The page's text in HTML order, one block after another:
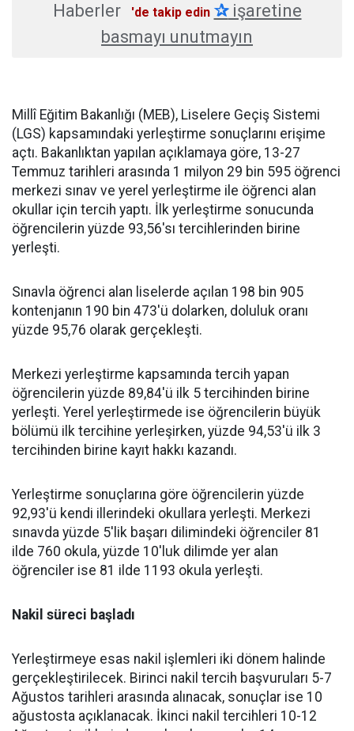
Haberler
'de takip edin ✰işaretine
basmayı unutmayın
Millî Eğitim Bakanlığı (MEB), Liselere Geçiş Sistemi
(LGS) kapsamındaki yerleştirme sonuçlarını erişime
açtı. Bakanlıktan yapılan açıklamaya göre, 13-27
Temmuz tarihleri arasında 1 milyon 29 bin 595 öğrenci
merkezi sınav ve yerel yerleştirme ile öğrenci alan
okullar için tercih yaptı. İlk yerleştirme sonucunda
öğrencilerin yüzde 93,56'sı tercihlerinden birine
yerleşti.
Sınavla öğrenci alan liselerde açılan 198 bin 905
kontenjanın 190 bin 473'ü dolarken, doluluk oranı
yüzde 95,76 olarak gerçekleşti.
Merkezi yerleştirme kapsamında tercih yapan
öğrencilerin yüzde 89,84'ü ilk 5 tercihinden birine
yerleşti. Yerel yerleştirmede ise öğrencilerin büyük
bölümü ilk tercihine yerleşirken, yüzde 94,53'ü ilk 3
tercihinden birine kayıt hakkı kazandı.
Yerleştirme sonuçlarına göre öğrencilerin yüzde
92,93'ü kendi illerindeki okullara yerleşti. Merkezi
sınavda yüzde 5'lik başarı dilimindeki öğrenciler 81
ilde 760 okula, yüzde 10'luk dilimde yer alan
öğrenciler ise 81 ilde 1193 okula yerleşti.
Nakil süreci başladı
Yerleştirmeye esas nakil işlemleri iki dönem halinde
gerçekleştirilecek. Birinci nakil tercih başvuruları 5-7
Ağustos tarihleri arasında alınacak, sonuçlar ise 10
ağustosta açıklanacak. İkinci nakil tercihleri 10-12